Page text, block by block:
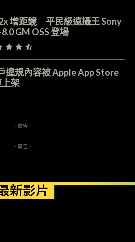
增距鏡 平民級遠攝王 Sony
GM OSS 登場
違規內容被 Apple App Store
架
- 廣告 -
- 廣告 -
新影片